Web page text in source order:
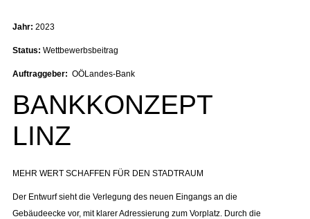
Jahr: 2023
Status: Wettbewerbsbeitrag
Auftraggeber: OÖLandes-Bank
BANKKONZEPT
LINZ
MEHR WERT SCHAFFEN FÜR DEN STADTRAUM
Der Entwurf sieht die Verlegung des neuen Eingangs an die
Gebäudeecke vor, mit klarer Adressierung zum Vorplatz. Durch die